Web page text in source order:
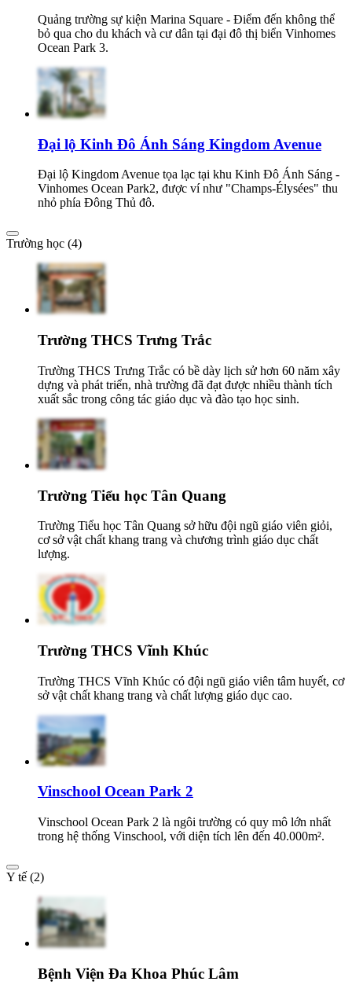
Quảng trường sự kiện Marina Square - Điểm đến không thể
bỏ qua cho du khách và cư dân tại đại đô thị biển Vinhomes
Ocean Park 3.
Đại lộ Kinh Đô Ánh Sáng Kingdom Avenue
Đại lộ Kingdom Avenue tọa lạc tại khu Kinh Đô Ánh Sáng -
Vinhomes Ocean Park2, được ví như "Champs-Élysées" thu
nhỏ phía Đông Thủ đô.
Trường học (4)
Trường THCS Trưng Trắc
Trường THCS Trưng Trắc có bề dày lịch sử hơn 60 năm xây
dựng và phát triển, nhà trường đã đạt được nhiều thành tích
xuất sắc trong công tác giáo dục và đào tạo học sinh.
Trường Tiểu học Tân Quang
Trường Tiểu học Tân Quang sở hữu đội ngũ giáo viên giỏi,
cơ sở vật chất khang trang và chương trình giáo dục chất
lượng.
Trường THCS Vĩnh Khúc
Trường THCS Vĩnh Khúc có đội ngũ giáo viên tâm huyết, cơ
sở vật chất khang trang và chất lượng giáo dục cao.
Vinschool Ocean Park 2
Vinschool Ocean Park 2 là ngôi trường có quy mô lớn nhất
trong hệ thống Vinschool, với diện tích lên đến 40.000m².
Y tế (2)
Bệnh Viện Đa Khoa Phúc Lâm